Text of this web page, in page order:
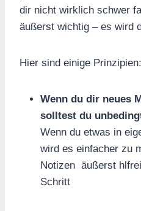
dir nicht wirklich schwer
äußerst wichtig – es wird
Hier sind einige Prinzipien:
Wenn du dir neues
solltest du
Wenn du etwas in
wird es einfacher zu
Notizen äußerst
Schritt